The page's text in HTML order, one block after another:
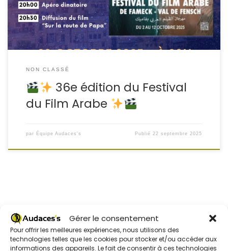
Gérer le consentement
Pour offrir les meilleures expériences, nous utilisons des
technologies telles que les cookies pour stocker et/ou accéder aux
informations des appareils. Le fait de consentir à ces technologies
Arabe de Fameck – Val de Fensch.
Programme […]
NON CLASSÉ
36e édition du Festival
du Film Arabe
par Équipe Audaces's Publié22 septembre 2025